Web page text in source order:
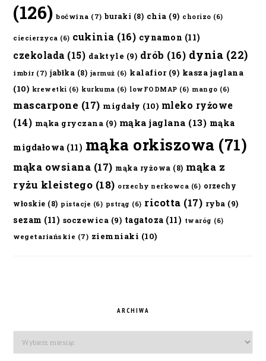
(126) boćwina (7) buraki (8) chia (9) chorizo (6)
ciecierzyca (6) cukinia (16) cynamon (11)
czekolada (15) daktyle (9) drób (16) dynia (22)
imbir (7) jabłka (8) jarmuż (6) kalafior(9) kasza jaglana
(10) krewetki (6) kurkuma (6) lowFODMAP (6) mango (6)
mascarpone (17) migdały (10) mleko ryżowe
(14) mąka gryczana (9) mąka jaglana (13) mąka
migdałowa (11) mąka orkiszowa (71)
mąka owsiana (17) mąka ryżowa (8) mąka z
ryżu kleistego (18) orzechy nerkowca (6) orzechy
włoskie (8) pistacje (6) pstrąg (6) ricotta (17) ryba (9)
sezam (11) soczewica (9) tagatoza (11) twaróg (6)
wegetariańskie (7) ziemniaki (10)
ARCHIWA
Archiwa